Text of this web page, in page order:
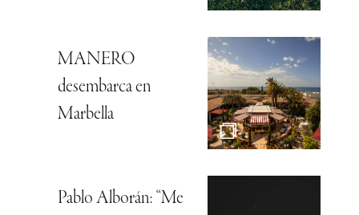
MANERO
desembarca en
Marbella
Pablo Alborán: “Me